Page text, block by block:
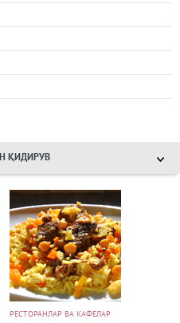
ҚИДИРУВ
РЕСТОРАНЛАР ВА КАФЕЛАР